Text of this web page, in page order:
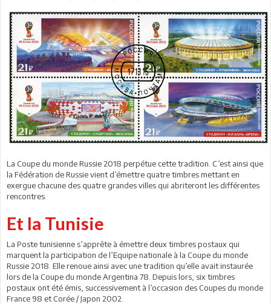
La Coupe du monde Russie 2018 perpétue cette tradition. C’est ainsi que
la Fédération de Russie vient d’émettre quatre timbres mettant en
exergue chacune des quatre grandes villes qui abriteront les différentes
rencontres.
Et la Tunisie
La Poste tunisienne s’apprête à émettre deux timbres postaux qui
marquent la participation de l’Equipe nationale à la Coupe du monde
Russie 2018. Elle renoue ainsi avec une tradition qu’elle avait instaurée
lors de la Coupe du monde Argentina 78. Depuis lors, six timbres
postaux ont été émis, successivement à l’occasion des Coupes du monde
France 98 et Corée / Japon 2002.